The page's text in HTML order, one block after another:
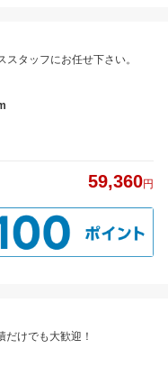
タッフにお任せ下さい。
59,360円
けでも大歓迎！